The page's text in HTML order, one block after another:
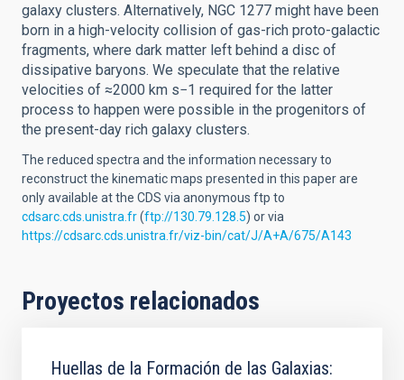
galaxy clusters. Alternatively, NGC 1277 might have been
born in a high-velocity collision of gas-rich proto-galactic
fragments, where dark matter left behind a disc of
dissipative baryons. We speculate that the relative
velocities of ≈2000 km s−1 required for the latter
process to happen were possible in the progenitors of
the present-day rich galaxy clusters.
The reduced spectra and the information necessary to
reconstruct the kinematic maps presented in this paper are
only available at the CDS via anonymous ftp to
cdsarc.cds.unistra.fr(ftp://130.79.128.5) or via
https://cdsarc.cds.unistra.fr/viz-bin/cat/J/A+A/675/A143
Proyectos relacionados
Huellas de la Formación de las Galaxias: